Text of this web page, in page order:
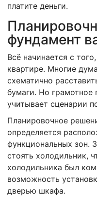
платите деньги.
фундамент
Всё начинается с
квартире. Многие
схематично
бумаги. Но грамотное
учитывает сценарии
Планировочное
определяется
функциональных зон.
стоять холодильник,
холодильника был
возможность
дверью шкафа.